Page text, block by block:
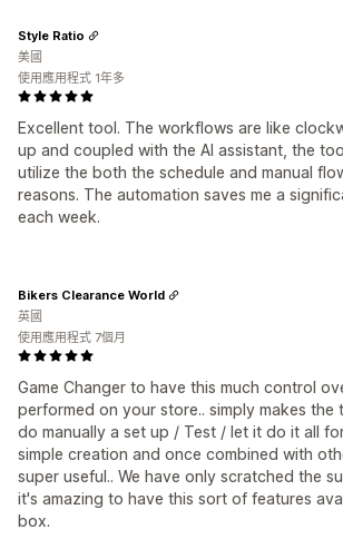
Excellent tool. The workflows are like
up and coupled with the AI assistant, the
utilize the both the schedule and manual
reasons. The automation saves me a
each week.
Style Ratio
美國
使用應用程式 1年多
Game Changer to have this much control
performed on your store.. simply makes the
do manually a set up / Test / let it do it all
simple creation and once combined with
super useful.. We have only scratched the
it's amazing to have this sort of features
box.
Bikers Clearance World
英國
使用應用程式 7個月